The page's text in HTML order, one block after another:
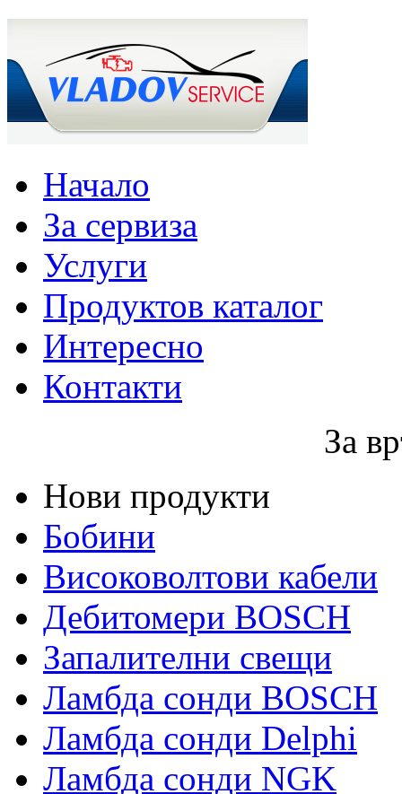
Начало
За сервиза
Услуги
Продуктов каталог
Интересно
Контакти
За
Нови продукти
Бобини
Високоволтови кабели
Дебитомери BOSCH
Запалителни свещи
Ламбда сонди BOSCH
Ламбда сонди Delphi
Ламбда сонди NGK